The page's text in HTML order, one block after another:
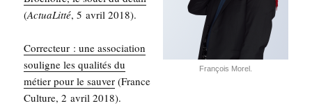
Fran­çois Morel.
(Actua­Lit­té, 5 avril 2018).
Cor­rec­teur : une asso­cia­tion
sou­ligne les qua­li­tés du
métier pour le sau­ver (France
Culture, 2 avril 2018).